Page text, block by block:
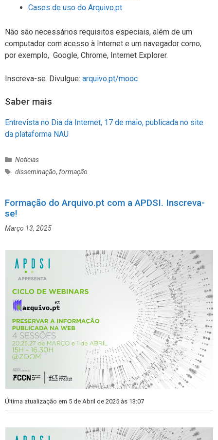
Casos de uso do Arquivo.pt
Não são necessários requisitos especiais, além de um
computador com acesso à Internet e um navegador como,
por exemplo, Google, Chrome, Internet Explorer.
Inscreva-se. Divulgue: arquivo.pt/mooc
Saber mais
Entrevista no Dia da Internet, 17 de maio, publicada no site
da plataforma NAU
C
a
g
o
i
s
Notícias
E
q
u
t
s
disseminação, formação
Formação do Arquivo.pt com a APDSI. Inscreva-
se!
Março 13, 2025
Última atualização em 5 de Abril de 2025 às 13:07